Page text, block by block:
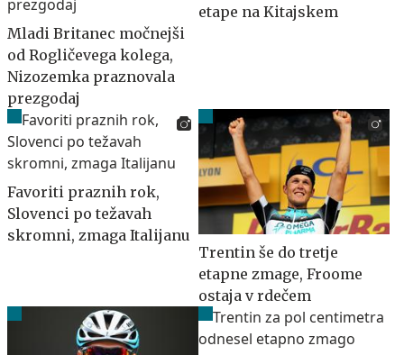
Mladi Britanec močnejši
od Rogličevega kolega,
Nizozemka praznovala
prezgodaj
etape na Kitajskem
Favoriti praznih rok,
Slovenci po težavah
skromni, zmaga Italijanu
Trentin še do tretje
etapne zmage, Froome
ostaja v rdečem